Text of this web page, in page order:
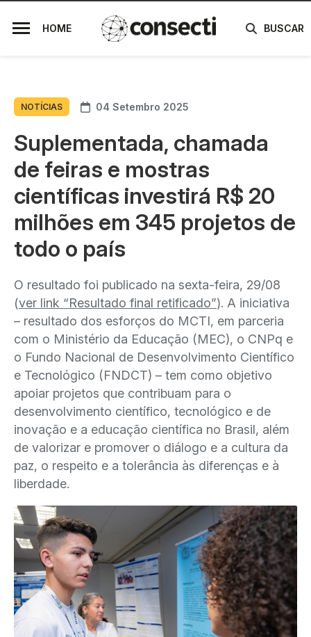
HOME BUSCAR
NOTÍCIAS 04 Setembro 2025
Suplementada, chamada
de feiras e mostras
científicas investirá R$ 20
milhões em 345 projetos de
todo o país
O resultado foi publicado na sexta-feira, 29/08
(ver link “Resultado final retificado”). A iniciativa
– resultado dos esforços do MCTI, em parceria
com o Ministério da Educação (MEC), o CNPq e
o Fundo Nacional de Desenvolvimento Científico
e Tecnológico (FNDCT) – tem como objetivo
apoiar projetos que contribuam para o
desenvolvimento científico, tecnológico e de
inovação e a educação científica no Brasil, além
de valorizar e promover o diálogo e a cultura da
paz, o respeito e a tolerância às diferenças e à
liberdade.